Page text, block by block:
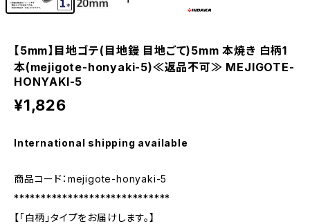
【5mm】目地ゴテ(目地鏝 目地ごて)5mm 本焼き 白柄1
本(mejigote-honyaki-5)≪返品不可≫ MEJIGOTE-
HONYAKI-5
¥1,826
International shipping available
商品コード：mejigote-honyaki-5
*****************************
【「白柄」タイプをお届けします。】